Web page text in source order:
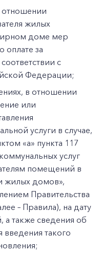
жилых
доме мер
за
с
Федерации;
в отношении
или
услуги в случае,
«а» пункта 117
услуг
помещений в
жилых домов»,
Правительства
– Правила), на дату
а также сведения об
введения такого